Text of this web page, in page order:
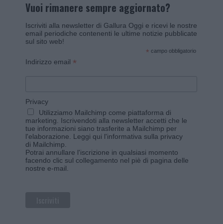
Vuoi rimanere sempre aggiornato?
Iscriviti alla newsletter di Gallura Oggi e ricevi le nostre
email periodiche contenenti le ultime notizie pubblicate
sul sito web!
* campo obbligatorio
Indirizzo email *
Privacy
Utilizziamo Mailchimp come piattaforma di
marketing. Iscrivendoti alla newsletter accetti che le
tue informazioni siano trasferite a Mailchimp per
l'elaborazione. Leggi qui l'informativa sulla privacy
di Mailchimp
Potrai annullare l'iscrizione in qualsiasi momento
facendo clic sul collegamento nel piè di pagina delle
nostre e-mail.